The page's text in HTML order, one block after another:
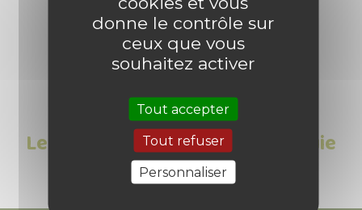
Les Avis clients sur Chaîne de pluie
couleur cuivre
donne le contrôle sur
ceux que vous
souhaitez activer
Tout accepter
Tout refuser
Personnaliser